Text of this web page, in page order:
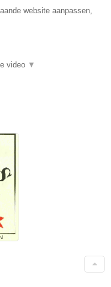
website aanpassen,
video ▼